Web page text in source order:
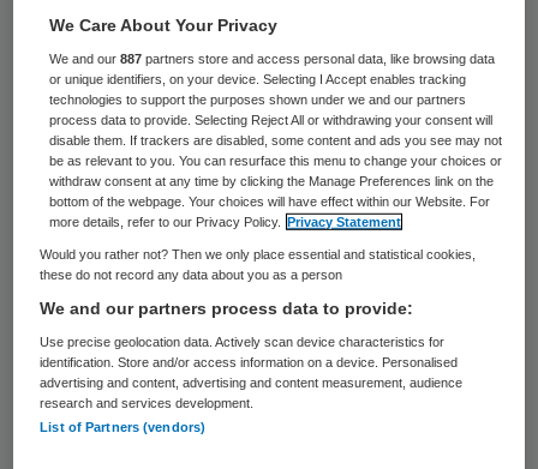
huisarts. Dit is kenmerkend voor de huidige
griepepidemie, stelt onderzoeksinstituut
NIVEL.
In de zesde week van de epidemie meldden
zich 114 per 100.000 Nederlanders bij de
huisarts, voor kinderen van 0-4 jaar was
dat 432 per 100.000. Het aantal gevallen
per week neemt de laatste weken niet meer
toe, dus de epidemie lijkt de piek bereikt te
hebben.
Uit analyses van aangetroffen
We Care About Your Privacy
We and our887 partners store and access personal data, like browsing data
or unique identifiers, on your device. Selecting I Accept enables tracking
technologies to support the purposes shown under we and our partners
process data to provide. Selecting Reject All or withdrawing your consent will
disable them. If trackers are disabled, some content and ads you see may not
be as relevant to you. You can resurface this menu to change your choices or
withdraw consent at any time by clicking the Manage Preferences link on the
bottom of the webpage. Your choices will have effect within our Website. For
more details, refer to our Privacy Policy.
Privacy Statement
Would you rather not? Then we only place essential and statistical cookies,
these do not record any data about you as a person
We and our partners process data to provide:
Use precise geolocation data. Actively scan device characteristics for
identification. Store and/or access information on a device. Personalised
advertising and content, advertising and content measurement, audience
research and services development.
List of Partners (vendors)